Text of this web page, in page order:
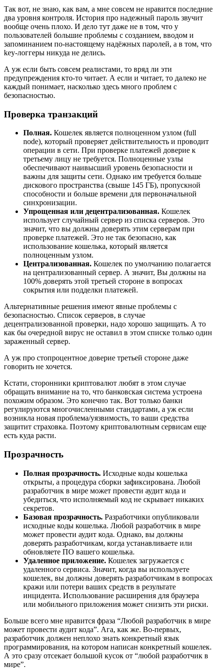
Так вот, не знаю, как вам, а мне совсем не нравится последние
два уровня контроля. История про надежный пароль звучит
вообще очень плохо. И дело тут даже не в том, что у
пользователей большие проблемы с созданием, вводом и
запоминанием по-настоящему надёжных паролей, а в том, что
key-логгеры никуда не делись.
А уж если быть совсем реалистами, то вряд ли эти
предупреждения кто-то читает. А если и читает, то далеко не
каждый понимает, насколько здесь много проблем с
безопасностью.
Проверка транзакций
Полная. Кошелек является полноценном узлом (full
node), который проверяет действительность и проводит
операции в сети. При проверке платежей доверие к
третьему лицу не требуется. Полноценные узлы
обеспечивают наивысший уровень безопасности и
важны для защиты сети. Однако им требуется больше
дискового пространства (свыше 145 ГБ), пропускной
способности и больше времени для первоначальной
синхронизации.
Упрощенная или децентрализованная. Кошелек
использует случайный сервер из списка серверов. Это
значит, что вы должны доверять этим серверам при
проверке платежей. Это не так безопасно, как
использование кошелька, который является
полноценным узлом.
Централизованная. Кошелек по умолчанию полагается
на централизованный сервер. А значит, Вы должны на
100% доверять этой третьей стороне в вопросах
сокрытия или подделки платежей.
Альтернативные решения имеют явные проблемы с
безопасностью. Список серверов, в случае
децентрализованной проверки, надо хорошо защищать. А то
как бы очередной вирус не оставил в этом списке только один
зараженный сервер.
А уж про стопроцентное доверие третьей стороне даже
говорить не хочется.
Кстати, сторонники криптовалют любят в этом случае
обращать внимание на то, что банковская система устроена
похожим образом. Это конечно так. Вот только банки
регулируются многочисленными стандартами, а уж если
возникла новая проблема/уязвимость, то ваши средства
защитит страховка. Поэтому криптовалютным сервисам еще
есть куда расти.
Прозрачность
Полная прозрачность. Исходные коды кошелька
открыты, а процедура сборки зафиксирована. Любой
разработчик в мире может провести аудит кода и
убедиться, что исполняемый код не скрывает никаких
секретов.
Базовая прозрачность. Разработчики опубликовали
исходные коды кошелька. Любой разработчик в мире
может провести аудит кода. Однако, вы должны
доверять разработчикам, когда устанавливаете или
обновляете ПО вашего кошелька.
Удаленное приложение. Кошелек загружается с
удаленного сервиса. Значит, когда вы используете
кошелек, вы должны доверять разработчикам в вопросах
кражи или потери ваших средств в результате
инцидента. Использование расширения для браузера
или мобильного приложения может снизить эти риски.
Больше всего мне нравится фраза “Любой разработчик в мире
может провести аудит кода”. Ага, как же. Во-первых,
разработчик должен неплохо знать конкретный язык
программирования, на котором написан конкретный кошелек.
А это сразу отсекает большой кусок от “любой разработчик в
мире”.